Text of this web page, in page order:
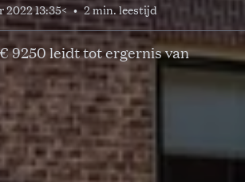
2022 13:35< • 2 min. leestijd
9250 leidt tot ergernis van